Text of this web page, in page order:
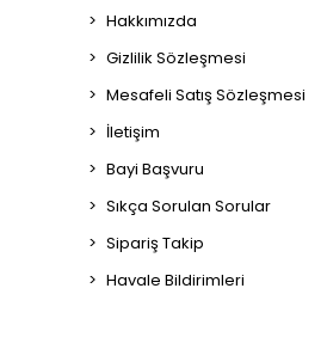
Hakkımızda
Gizlilik Sözleşmesi
Mesafeli Satış Sözleşmesi
İletişim
Bayi Başvuru
Sıkça Sorulan Sorular
Sipariş Takip
Havale Bildirimleri